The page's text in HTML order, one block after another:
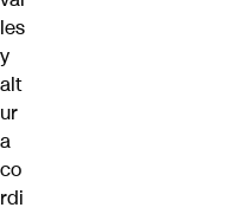
les
y
alt
ur
a
co
rdi